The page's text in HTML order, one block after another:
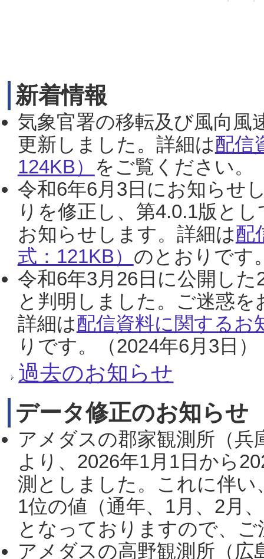
新着情報
気象官署の移転及び風向風
更新しました。詳細は配信
124KB） をご覧ください。
令和6年6月3日にお知らせ
りを修正し、第4.0.1版と
お知らせします。詳細は配
式：121KB） のとおりです
令和6年3月26日に公開し
と判明しました。ご迷惑
詳細は配信資料に関するお
りです。（2024年6月3日）
過去のお知らせ
データ修正のお知らせ
アメダスの郡家観測所（
より、2026年1月1日から
測としました。これに伴い
1位の値（通年、1月、2月
となっておりますので、
アメダスの高野観測所（